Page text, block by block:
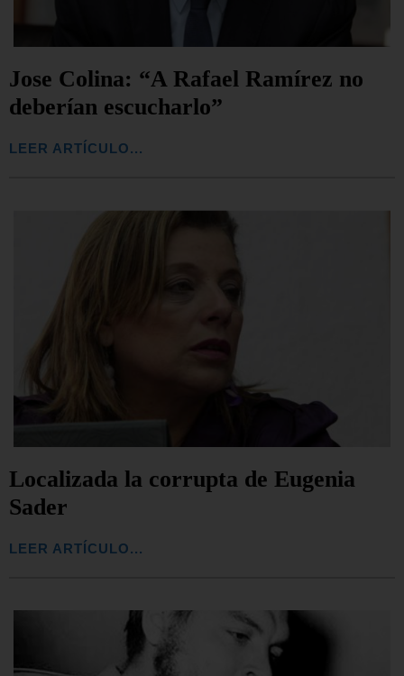
Jose Colina: “A Rafael Ramírez no
deberían escucharlo”
LEER ARTÍCULO...
Localizada la corrupta de Eugenia
Sader
LEER ARTÍCULO...